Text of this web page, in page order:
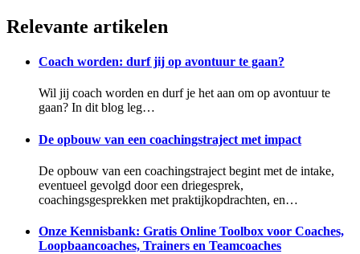
Relevante artikelen
Coach worden: durf jij op avontuur te gaan?
Wil jij coach worden en durf je het aan om op avontuur te
gaan? In dit blog leg…
De opbouw van een coachingstraject met impact
De opbouw van een coachingstraject begint met de intake,
eventueel gevolgd door een driegesprek,
coachingsgesprekken met praktijkopdrachten, en…
Onze Kennisbank: Gratis Online Toolbox voor Coaches,
Loopbaancoaches, Trainers en Teamcoaches